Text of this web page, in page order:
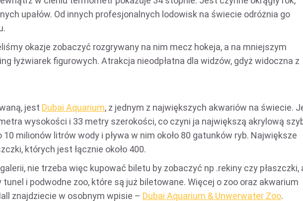
upałów. Od innych profesjonalnych lodowisk na świecie odróżnia go
okazje zobaczyć rozgrywany na nim mecz hokeja, a na mniejszym
łyżwiarek figurowych. Atrakcja nieodpłatna dla widzów, gdyż widoczna z
jest Dubai Aquarium, z jednym z największych akwariów na świecie.
wysokości i 33 metry szerokości, co czyni ja największą akrylową
milionów litrów wody i pływa w nim około 80 gatunków ryb. Największe
których jest łącznie około 400.
nie trzeba więc kupować biletu by zobaczyć np .rekiny czy płaszczki,
i podwodne zoo, które są już biletowane. Więcej o zoo oraz akwarium
znajdziecie w osobnym wpisie – Dubai Aquarium & Unwerwater Zoo.